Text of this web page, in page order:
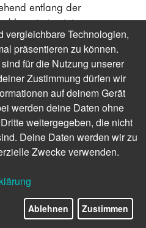
entlang der
konnte in einigen
den digital
zulegen. Mit einem
Mio. Euro wurde die
leicht übertroffen, und das
Rand des
dass das Ergebnis
über dem Vorjahr
Sondereffekt wäre
höher ausgefallen.
Ergebnis waren neben
vergleichbare Technologien,
präsentieren zu können.
für die Nutzung unserer
Zustimmung dürfen wir
auf deinem Gerät
werden deine Daten ohne
weitergegeben, die nicht
Deine Daten werden wir zu
Zwecke verwenden.
Ablehnen Zustimmen